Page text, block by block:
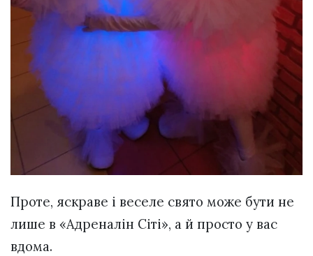
Проте, яскраве і веселе свято може бути не
лише в «Адреналін Сіті», а й просто у вас
вдома.